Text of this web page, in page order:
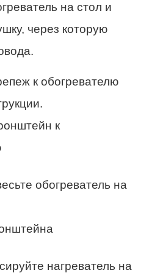
на стол и
через которую
к обогревателю
к
обогреватель на
нагреватель на